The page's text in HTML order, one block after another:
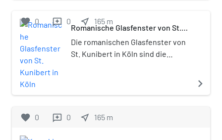
Altstadt.
favorite 0 reviews 0 near_me 165 m
Romanische Glasfenster von St.
Die romanischen Glasfenster von
St. Kunibert in Köln sind die
von 1220/30, als die Altäre von St.
Kunibert geweiht wurden.
navigate_next
favorite 0 reviews 0 near_me 165 m